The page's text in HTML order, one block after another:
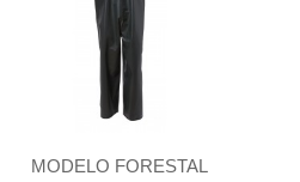
MODELO FORESTAL